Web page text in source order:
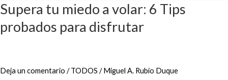
Supera tu miedo a volar: 6 Tips
probados para disfrutar
Deja un comentario /TODOS /Miguel A. Rubio Duque
Supera
miedo
6